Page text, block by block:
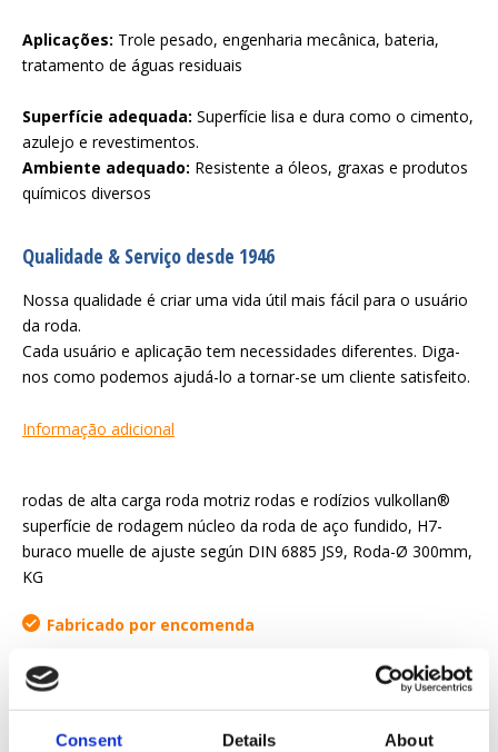
Consent Details About
Aplicações: Trole pesado, engenharia mecânica, bateria,
tratamento de águas residuais
Superfície adequada: Superfície lisa e dura como o cimento,
azulejo e revestimentos.
Ambiente adequado: Resistente a óleos, graxas e produtos
químicos diversos
Qualidade & Serviço desde 1946
Nossa qualidade é criar uma vida útil mais fácil para o usuário
da roda.
Cada usuário e aplicação tem necessidades diferentes. Diga-
nos como podemos ajudá-lo a tornar-se um cliente satisfeito.
Informação adicional
rodas de alta carga roda motriz rodas e rodízios vulkollan®
superfície de rodagem núcleo da roda de aço fundido, H7-
buraco muelle de ajuste según DIN 6885 JS9, Roda-Ø 300mm,
KG
Fabricado por encomenda